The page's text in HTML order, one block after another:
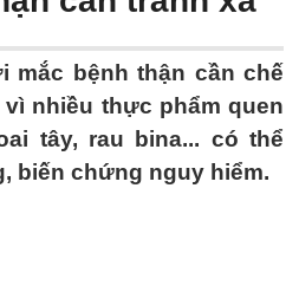
mắc bệnh thận cần chế
nhiều thực phẩm quen
tây, rau bina... có thể
biến chứng nguy hiểm.